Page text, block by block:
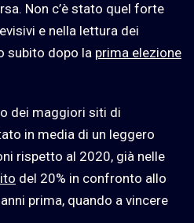
Non c’è stato quel forte
e nella lettura dei
subito dopo la prima elezione
dei maggiori siti di
in media di un leggero
rispetto al 2020, già nelle
del 20% in confronto allo
prima, quando a vincere